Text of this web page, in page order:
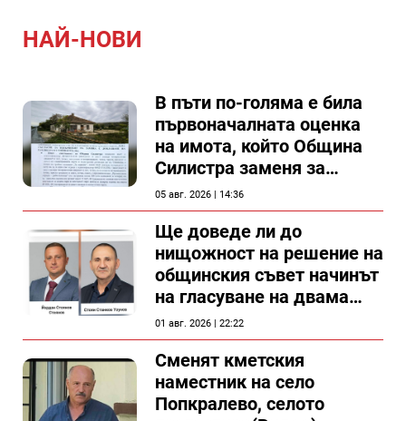
НАЙ-НОВИ
В пъти по-голяма е била
първоначалната оценка
на имота, който Община
Силистра заменя за
спирка, показват
документи
05 авг. 2026 | 14:36
Ще доведе ли до
нищожност на решение на
общинския съвет начинът
на гласуване на двама
съветници в Силистра?
01 авг. 2026 | 22:22
Сменят кметския
наместник на село
Попкралево, селото